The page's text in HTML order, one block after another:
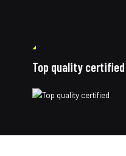
Top quality certified